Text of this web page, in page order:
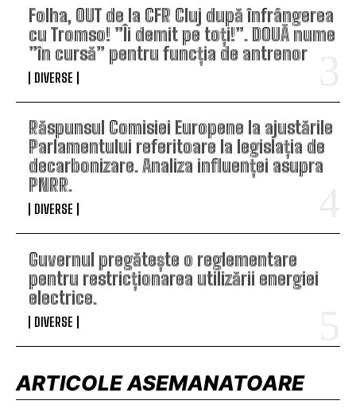
Folha, OUT de la CFR Cluj după înfrângerea
cu Tromso! ”Îi demit pe toți!”. DOUĂ nume
”în cursă” pentru funcția de antrenor
DIVERSE
Răspunsul Comisiei Europene la ajustările
Parlamentului referitoare la legislația de
decarbonizare. Analiza influenței asupra
PNRR.
DIVERSE
Guvernul pregătește o reglementare
pentru restricționarea utilizării energiei
electrice.
DIVERSE
ARTICOLE ASEMANATOARE